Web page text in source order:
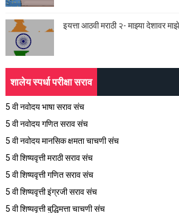
इयत्ता आठवी मराठी २- माझ्या
शालेय स्पर्धा परीक्षा सराव
5 वी नवोदय भाषा सराव संच
5 वी नवोदय गणित सराव संच
5 वी नवोदय मानसिक क्षमता चाचणी संच
5 वी शिष्यवृत्ती मराठी सराव संच
5 वी शिष्यवृत्ती गणित सराव संच
5 वी शिष्यवृत्ती इंग्रजी सराव संच
5 वी शिष्यवृत्ती बुद्धिमत्ता चाचणी संच